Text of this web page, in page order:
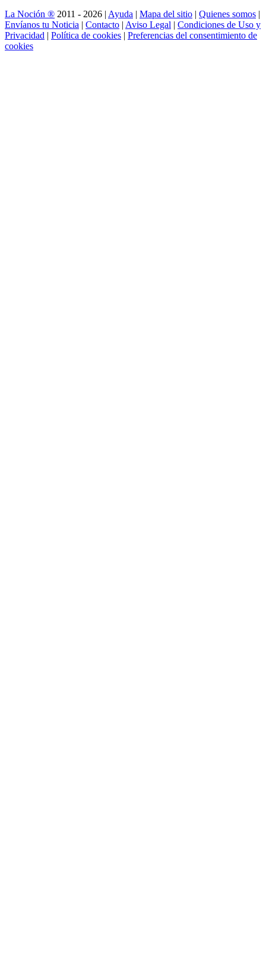
La Noción ® 2011 - 2026 | Ayuda | Mapa del sitio | Quienes somos |
Envíanos tu Noticia | Contacto | Aviso Legal | Condiciones de Uso y
Privacidad | Política de cookies | Preferencias del consentimiento de
cookies